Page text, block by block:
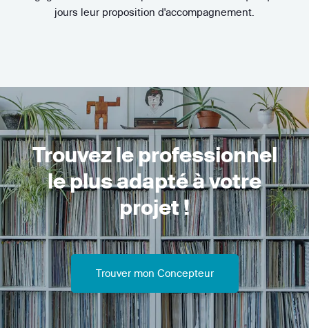
jours leur proposition d'accompagnement.
Trouvez le professionnel
le plus adapté à votre
projet !
Trouver mon Concepteur